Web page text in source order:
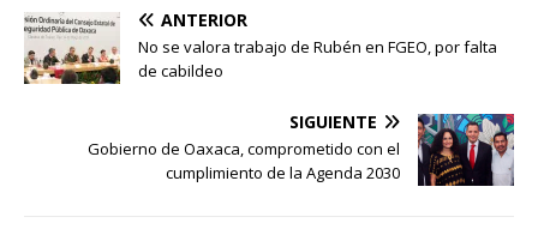
ANTERIOR
No se valora trabajo de Rubén en FGEO, por falta
de cabildeo
SIGUIENTE
Gobierno de Oaxaca, comprometido con el
cumplimiento de la Agenda 2030